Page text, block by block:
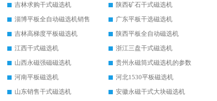
吉林求购干式磁选机
陕西矿石干式磁选机
淄博平板全自动磁选机销售
广东平板干选磁选机
吉林高梯度平板磁选机
陕西平板全自动磁选机
江西干式磁选机
浙江三盘干式磁选机
山西永磁强磁磁选机
贵州永磁筒式磁选机的参数
河南平板磁选机
河北1530平板磁选机
山东销售干式磁选机
安徽永磁干式大块磁选机